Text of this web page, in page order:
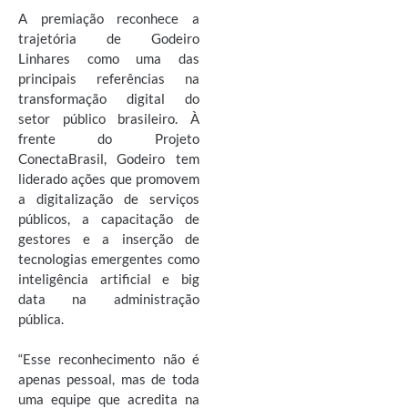
A premiação reconhece a
trajetória de Godeiro
Linhares como uma das
principais referências na
transformação digital do
setor público brasileiro. À
frente do Projeto
ConectaBrasil, Godeiro tem
liderado ações que promovem
a digitalização de serviços
públicos, a capacitação de
gestores e a inserção de
tecnologias emergentes como
inteligência artificial e big
data na administração
pública.
“Esse reconhecimento não é
apenas pessoal, mas de toda
uma equipe que acredita na